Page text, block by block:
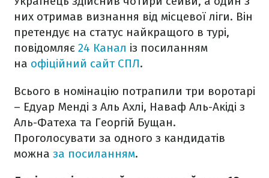
них отримав визнання від місцевої ліги. Він
претендує на статус найкращого в турі,
повідомляє 24 Канал із посиланням
на офіційний сайт СПЛ.
Всього в номінацію потрапили три воротарі
– Едуар Менді з Аль Ахлі, Наваф Аль-Акіді з
Аль-Фатеха та Георгій Бущан.
Проголосувати за одного з кандидатів
можна за посиланням.